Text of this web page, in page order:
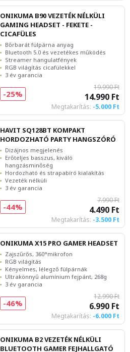
ONIKUMA B90 VEZETÉK NÉLKÜLI
GAMING HEADSET - FEKETE -
CICAFÜLES
Bőrbarát fülpárna anyag
Bluetooth 5.0 és vezetékes működés
Streamer hangulatfények
RGB világítás cicafülekkel
3 év garancia
19.990 Ft
14.990 Ft
Megtakarítás: -5.000 Ft
-25%
HAVIT SQ128BT KOMPAKT
HORDOZHATÓ PARTY HANGSZÓRÓ
Dizájnos megjelenés
Erőteljes basszus, kiváló
hangzásminőség
Hordozható és strapabíró kialakítás
Vezeték nélküli
3 év garancia
7.990 Ft
4.490 Ft
Megtakarítás: -3.500 Ft
-44%
ONIKUMA X15 PRO GAMER HEADSET
Zajszűrős, 360°mikrofon
RGB világítás
Kényelmes, lélegző fülpárnák
Ultrakönnyű alumínium fejpánt, 268g
3 év garancia
12.990 Ft
6.990 Ft
Megtakarítás: -6.000 Ft
-46%
ONIKUMA B2 VEZETÉK NÉLKÜLI
BLUETOOTH GAMER FEJHALLGATÓ